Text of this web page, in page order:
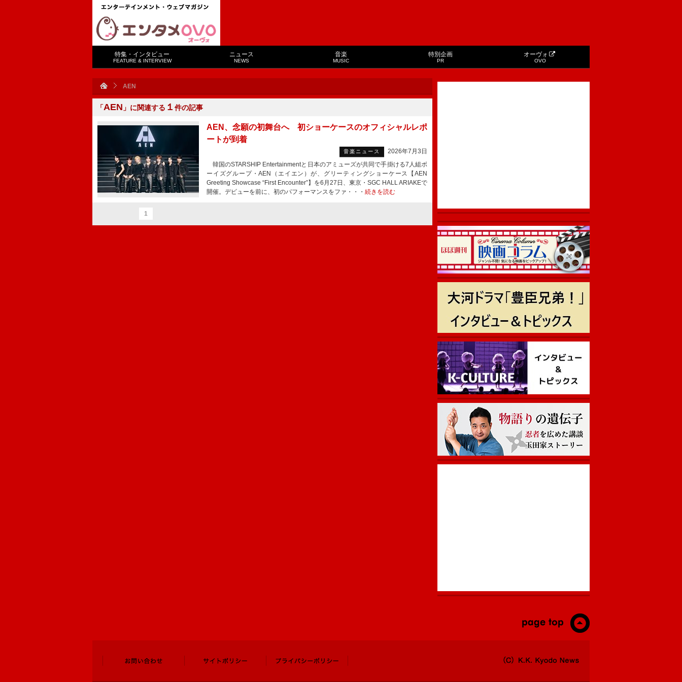
特集・インタビュー
FEATURE & INTERVIEW
ニュース
NEWS
音楽
MUSIC
特別企画
PR
オーヴォ
OVO
AEN
「AEN 」に関連する １ 件の記事
AEN、念願の初舞台へ 初ショーケースのオフィシャルレポ
ートが到着
音楽ニュース
2026年7月3日
韓国のSTARSHIP Entertainmentと日本のアミューズが共同で手掛ける7人組ボ
ーイズグループ・AEN（エイエン）が、グリーティングショーケース【AEN
Greeting Showcase “First Encounter”】を6月27日、東京・SGC HALL ARIAKEで
開催。デビューを前に、初のパフォーマンスをファ・・・ 続きを読む
1